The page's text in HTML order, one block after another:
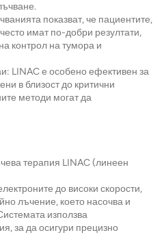
показват, че пациентите,
имат по-добри резултати,
контрол на тумора и
LINAC е особено ефективен за
в близост до критични
методи могат да
терапия LINAC (линеен
до високи скорости,
лъчение, което насочва и
използва
за да осигури прецизно